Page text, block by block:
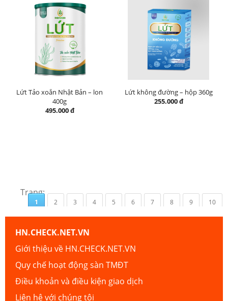
Lứt Tảo xoắn Nhật Bản – lon
400g
495.000 đ
Lứt không đường – hộp 360g
255.000 đ
Trang:
1 2 3 4 5 6 7 8 9 10
HN.CHECK.NET.VN
Giới thiệu về HN.CHECK.NET.VN
Quy chế hoạt động sàn TMĐT
Điều khoản và điều kiện giao dịch
Liên hệ với chúng tôi